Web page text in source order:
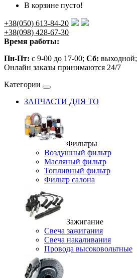
В корзине пусто!
+38(050) 613-84-20
+38(098) 428-67-30
Время работы:
Пн-Пт: с 9-00 до 17-00; Сб: выходной;
Онлайн заказы принимаются 24/7
Категории
ЗАПЧАСТИ ДЛЯ ТО
Фильтры
Воздушный фильтр
Масляный фильтр
Топливный фильтр
Фильтр салона
Зажигание
Свеча зажигания
Свеча накаливания
Провода высоковольтные